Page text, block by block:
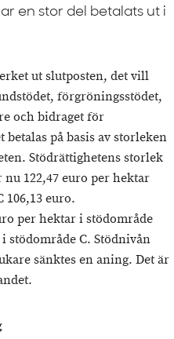
en stor del betalats ut i
ut slutposten, det vill
förgröningsstödet,
och bidraget för
på basis av storleken
Stödrättighetens storlek
122,47 euro per hektar
euro.
per hektar i stödområde
stödområde C. Stödnivån
sänktes en aning. Det är